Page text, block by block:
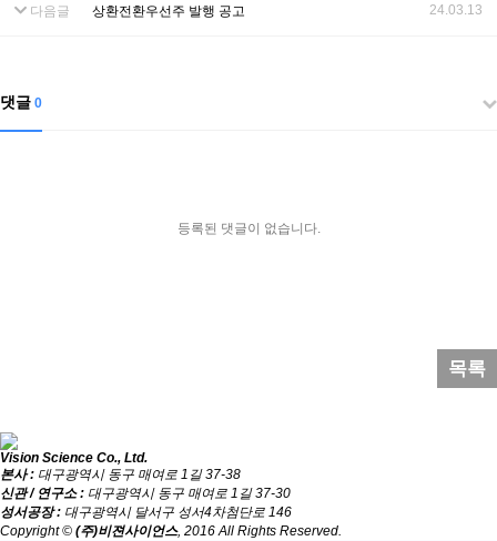
다음글 상환전환우선주 발행 공고 24.03.13
댓글 0
등록된 댓글이 없습니다.
목록
Vision Science Co., Ltd.
본사 : 대구광역시 동구 매여로 1길 37-38
신관 / 연구소 : 대구광역시 동구 매여로 1길 37-30
성서공장 : 대구광역시 달서구 성서4차첨단로 146
Copyright © (주)비젼사이언스, 2016 All Rights Reserved.